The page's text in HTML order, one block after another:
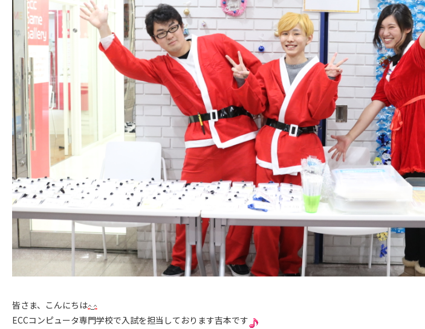
皆さま、こんにちは
ECCコンピュータ専門学校で入試を担当しております吉本です